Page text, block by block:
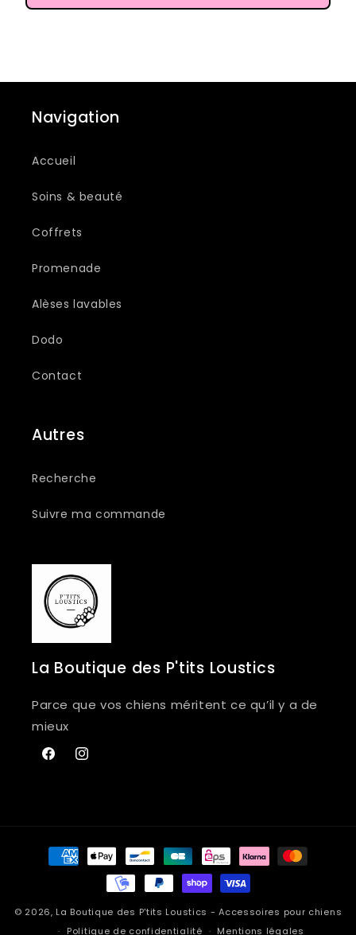
Navigation
Accueil
Soins & beauté
Coffrets
Promenade
Alèses lavables
Dodo
Contact
Autres
Recherche
Suivre ma commande
La Boutique des P'tits Loustics
Parce que vos chiens méritent ce qu’il y a de
mieux
FacebookInstagram
Moyens
© 2026, La Boutique des P'tits Loustics - Accessoires pour chiens
Politique de confidentialité
Mentions légales